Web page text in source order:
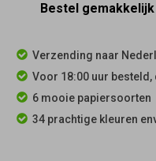
Bestel
Verzending naar
Voor 18:00 uur
6 mooie papiersoorten
34 prachtige kleuren